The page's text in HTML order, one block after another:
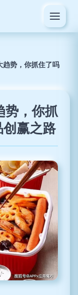
趋势，你抓住了吗
，你抓
赢之路